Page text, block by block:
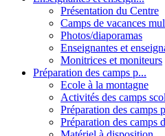
Présentation du Centre
Camps de vacances
Photos/diaporamas
Enseignantes et
Monitrices et moniteurs
Préparation des camps p...
Ecole à la montagne
Activités des camps
Préparation des camps
Préparation des camps